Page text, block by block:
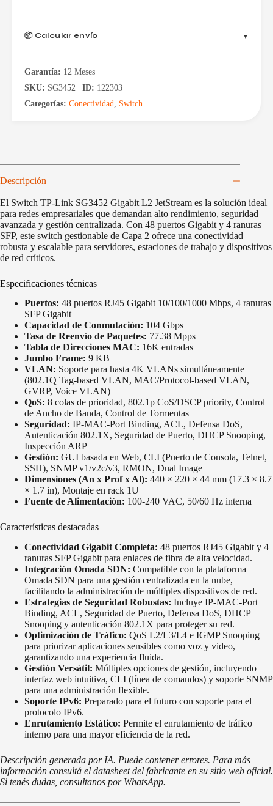
cantidad
📦 Calcular envío
Garantía: 12 Meses
SKU: SG3452 | ID: 122303
Categorías: Conectividad Switch
Descripción
El Switch TP-Link SG3452 Gigabit L2 JetStream es la solución ideal
para redes empresariales que demandan alto rendimiento, seguridad
avanzada y gestión centralizada. Con 48 puertos Gigabit y 4 ranuras
SFP, este switch gestionable de Capa 2 ofrece una conectividad
robusta y escalable para servidores, estaciones de trabajo y dispositivos
de red críticos.
Especificaciones técnicas
Puertos: 48 puertos RJ45 Gigabit 10/100/1000 Mbps, 4 ranuras
SFP Gigabit
Capacidad de Conmutación: 104 Gbps
Tasa de Reenvío de Paquetes: 77.38 Mpps
Tabla de Direcciones MAC: 16K entradas
Jumbo Frame: 9 KB
VLAN: Soporte para hasta 4K VLANs simultáneamente
(802.1Q Tag-based VLAN, MAC/Protocol-based VLAN,
GVRP, Voice VLAN)
QoS: 8 colas de prioridad, 802.1p CoS/DSCP priority, Control
de Ancho de Banda, Control de Tormentas
Seguridad: IP-MAC-Port Binding, ACL, Defensa DoS,
Autenticación 802.1X, Seguridad de Puerto, DHCP Snooping,
Inspección ARP
Gestión: GUI basada en Web, CLI (Puerto de Consola, Telnet,
SSH), SNMP v1/v2c/v3, RMON, Dual Image
Dimensiones (An x Prof x Al): 440 × 220 × 44 mm (17.3 × 8.7
× 1.7 in), Montaje en rack 1U
Fuente de Alimentación: 100-240 VAC, 50/60 Hz interna
Características destacadas
Conectividad Gigabit Completa: 48 puertos RJ45 Gigabit y 4
ranuras SFP Gigabit para enlaces de fibra de alta velocidad.
Integración Omada SDN: Compatible con la plataforma
Omada SDN para una gestión centralizada en la nube,
facilitando la administración de múltiples dispositivos de red.
Estrategias de Seguridad Robustas: Incluye IP-MAC-Port
Binding, ACL, Seguridad de Puerto, Defensa DoS, DHCP
Snooping y autenticación 802.1X para proteger su red.
Optimización de Tráfico: QoS L2/L3/L4 e IGMP Snooping
para priorizar aplicaciones sensibles como voz y video,
garantizando una experiencia fluida.
Gestión Versátil: Múltiples opciones de gestión, incluyendo
interfaz web intuitiva, CLI (línea de comandos) y soporte SNMP
para una administración flexible.
Soporte IPv6: Preparado para el futuro con soporte para el
protocolo IPv6.
Enrutamiento Estático: Permite el enrutamiento de tráfico
interno para una mayor eficiencia de la red.
Descripción generada por IA. Puede contener errores. Para más
información consultá el datasheet del fabricante en su sitio web oficial.
Si tenés dudas, consultanos por WhatsApp.